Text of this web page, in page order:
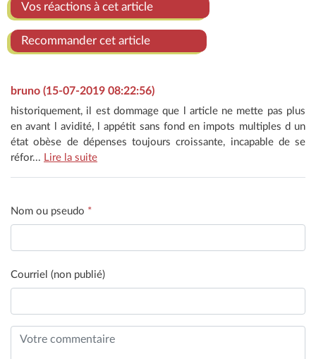
Vos réactions à cet article
Recommander cet article
bruno (15-07-2019 08:22:56)
historiquement, il est dommage que l article ne mette pas plus
en avant l avidité, l appétit sans fond en impots multiples d un
état obèse de dépenses toujours croissante, incapable de se
réfor... Lire la suite
Nom ou pseudo *
Courriel (non publié)